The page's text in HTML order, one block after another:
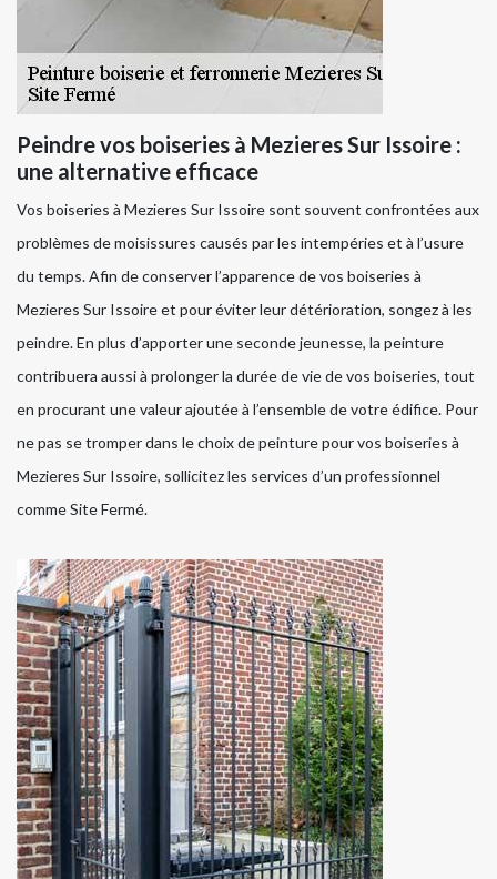
Peindre vos boiseries à Mezieres Sur Issoire :
une alternative efficace
Vos boiseries à Mezieres Sur Issoire sont souvent confrontées aux
problèmes de moisissures causés par les intempéries et à l’usure
du temps. Afin de conserver l’apparence de vos boiseries à
Mezieres Sur Issoire et pour éviter leur détérioration, songez à les
peindre. En plus d’apporter une seconde jeunesse, la peinture
contribuera aussi à prolonger la durée de vie de vos boiseries, tout
en procurant une valeur ajoutée à l’ensemble de votre édifice. Pour
ne pas se tromper dans le choix de peinture pour vos boiseries à
Mezieres Sur Issoire, sollicitez les services d’un professionnel
comme Site Fermé.